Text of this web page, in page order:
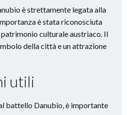
è strettamente legata alla
è stata riconosciuta
patrimonio culturale austriaco. Il
della città e un attrazione
utili
battello Danubio, è importante